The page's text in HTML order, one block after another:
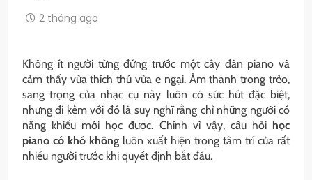
2 tháng ago
Không ít người từng đứng trước một cây đàn piano và
cảm thấy vừa thích thú vừa e ngại. Âm thanh trong trẻo,
sang trọng của nhạc cụ này luôn có sức hút đặc biệt,
nhưng đi kèm với đó là suy nghĩ rằng chỉ những người có
năng khiếu mới học được. Chính vì vậy, câu hỏi học
piano có khó không luôn xuất hiện trong tâm trí của rất
nhiều người trước khi quyết định bắt đầu.